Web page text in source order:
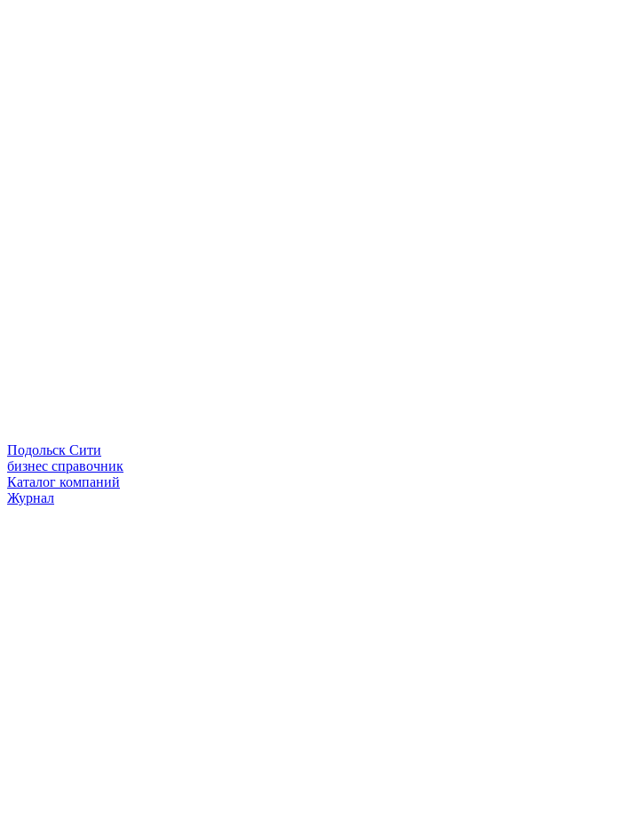
Подольск Сити
бизнес справочник
Каталог компаний
Журнал